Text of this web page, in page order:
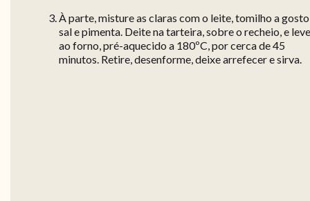
À parte, misture as claras com o leite, tomilho a
sal e pimenta. Deite na tarteira, sobre o recheio, e leve
ao forno, pré-aquecido a 180ºC, por cerca de 45
minutos. Retire, desenforme, deixe arrefecer e sirva.